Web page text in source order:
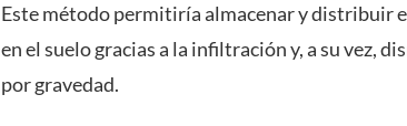
Este método permitiría almacenar y distribuir
en el suelo gracias a la infiltración y, a su vez,
por gravedad.